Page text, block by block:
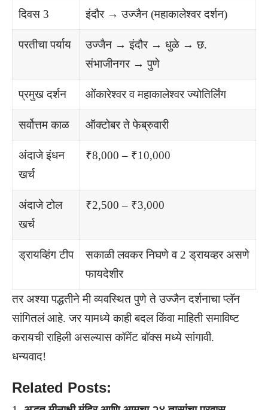
दिवस 3 इंदौर → उज्जैन (महाकालेश्वर दर्शन)
परतीचा पर्याय
उज्जैन → इंदौर → धुळे → छ.
संभाजीनगर → पुणे
प्रमुख दर्शन ओंकारेश्वर व महाकालेश्वर ज्योतिर्लिंग
सर्वोत्तम काळ ऑक्टोबर ते फेब्रुवारी
अंदाजे इंधन
खर्च
₹8,000 – ₹10,000
अंदाजे टोल
खर्च
₹2,500 – ₹3,000
ड्रायव्हिंग टीप
सकाळी लवकर निघणे व 2 ड्रायव्हर असणे
फायदेशीर
तर अश्या पद्धतीने मी व्यवस्थित पुणे ते उज्जैन दर्शनाचा प्लॅन
सांगितलं आहे. जर यामध्ये काही बदल किंवा माहिती समाविष्ट
करायची राहिली असल्यास कॉमेंट बॉक्स मध्ये सांगावी.
धन्यवाद!
Related Posts: